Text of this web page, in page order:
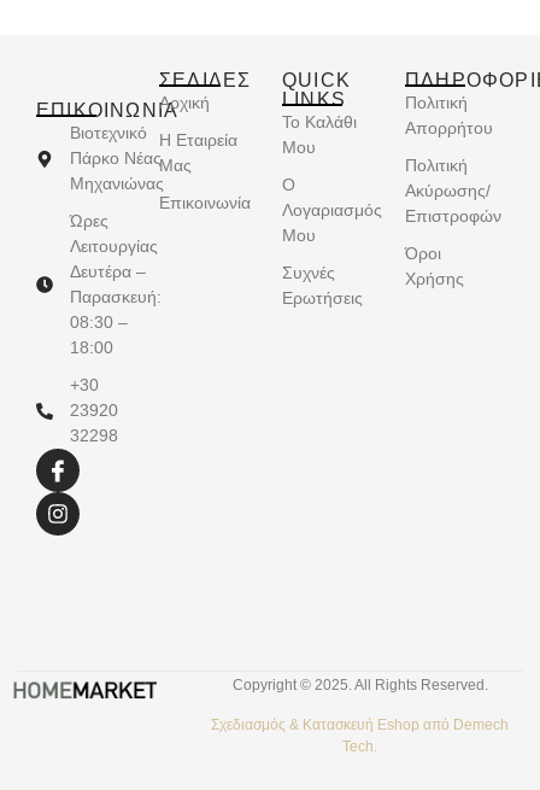
ΕΠΙΚΟΙΝΩΝΊΑ
Βιοτεχνικό
Πάρκο Νέας
Μηχανιώνας
Ώρες
Λειτουργίας
Δευτέρα –
Παρασκευή:
08:30 –
18:00
+30
23920
32298
ΣΕΛΙΔΕΣ
Αρχική
Η Εταιρεία
Μας
Επικοινωνία
QUICK
LINKS
Το Καλάθι
Μου
Ο
Λογαριασμός
Μου
Συχνές
Ερωτήσεις
Πολιτική
Απορρήτου
Πολιτική
Ακύρωσης/
Επιστροφών
Όροι
Χρήσης
Copyright © 2025. All Rights Reserved.
Σχεδιασμός & Κατασκευή Eshop από Demech
Tech.